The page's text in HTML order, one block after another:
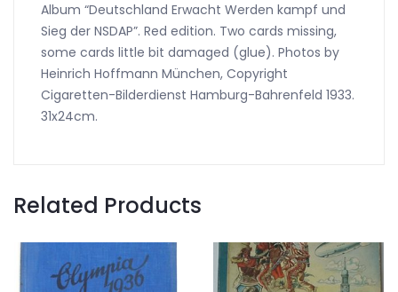
Album “Deutschland Erwacht Werden kampf und
Sieg der NSDAP”. Red edition. Two cards missing,
some cards little bit damaged (glue). Photos by
Heinrich Hoffmann München, Copyright
Cigaretten-Bilderdienst Hamburg-Bahrenfeld 1933.
31x24cm.
Related Products